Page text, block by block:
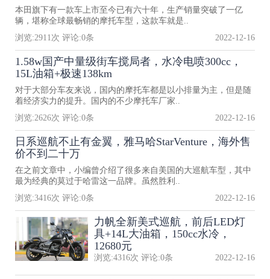
本田旗下有一款车上市至今已有六十年，生产销量突破了一亿
辆，堪称全球最畅销的摩托车型，这款车就是..
浏览:2911 次 评论:0条 2022-12-16
1.58w国产中量级街车搅局者，水冷电喷300cc，
15L油箱+极速138km
对于大部分车友来说，国内的摩托车都是以小排量为主，但是随
着经济实力的提升。国内的不少摩托车厂家..
浏览:2626次 评论:0条 2022-12-16
日系巡航不止有金翼，雅马哈StarVenture，海外售
价不到二十万
在之前文章中，小编曾介绍了很多来自美国的大巡航车型，其中
最为经典的莫过于哈雷这一品牌。虽然胜利..
浏览:3416次 评论:0条 2022-12-16
力帆全新美式巡航，前后LED灯
具+14L大油箱，150cc水冷，
12680元
浏览:4316次 评论:0条 2022-12-16